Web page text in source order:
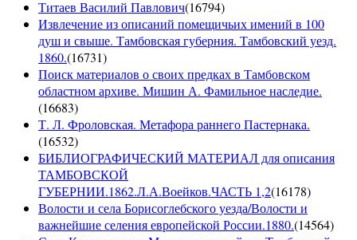
Титаев Василий Павлович(16794)
Извлечение из описаний помещичьих имений в 100
душ и свыше. Тамбовская губерния. Тамбовский уезд.
1860.(16731)
Поиск материалов о своих предках в Тамбовском
областном архиве. Мишин А. Фамильное наследие.
(16683)
Т. Л. Фроловская. Метафора раннего Пастернака.
(16532)
БИБЛИОГРАФИЧЕСКИЙ МАТЕРИАЛ для описания
ТАМБОВСКОЙ
ГУБЕРНИИ.1862.Л.А.Воейков.ЧАСТЬ 1,2(16178)
Волости и села Борисоглебского уезда/Волости и
важнейшие селения европейской России.1880.(14564)